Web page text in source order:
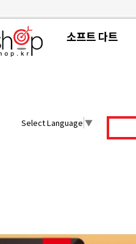
소프트 다트
Select Language ▼